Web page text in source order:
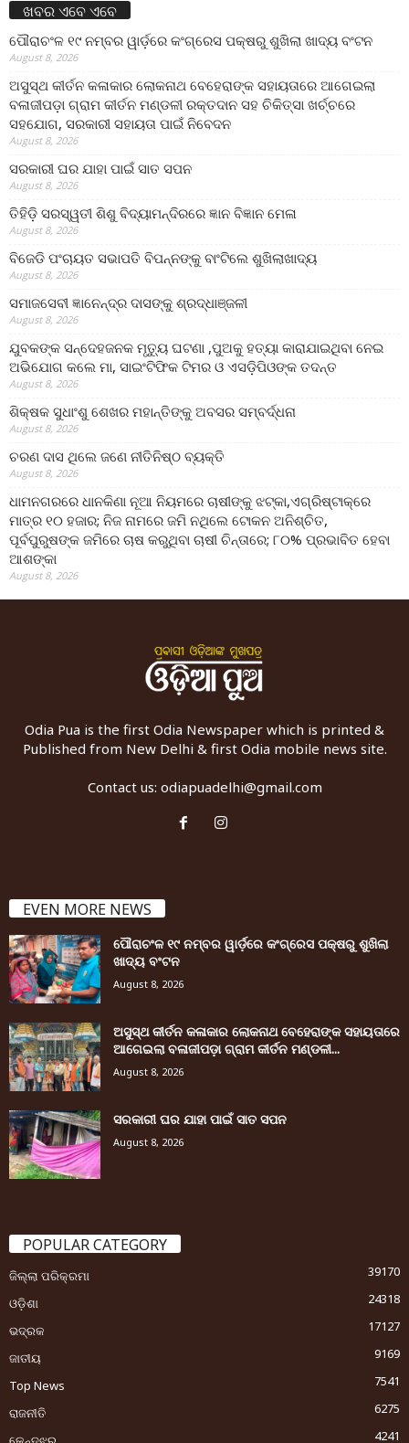
ଖବର ଏବେ ଏବେ
ପୌରାଚଂଳ ୧୯ ନମ୍ବର ୱାର୍ଡ଼ରେ କଂଗ୍ରେସ ପକ୍ଷରୁ ଶୁଖିଲା ଖାଦ୍ୟ ବଂଟନ
August 8, 2026
ଅସୁସ୍ଥ କୀର୍ତନ କଳାକାର ଲୋକନାଥ ବେହେରାଙ୍କ ସହାୟତାରେ ଆଗେଇଲା
ବଳାଜୀପଡ଼ା ଗ୍ରାମ କୀର୍ତନ ମଣ୍ଡଳୀ ରକ୍ତଦାନ ସହ ଚିକିତ୍ସା ଖର୍ଚ୍ଚରେ
ସହଯୋଗ, ସରକାରୀ ସହାୟତା ପାଇଁ ନିବେଦନ
August 8, 2026
ସରକାରୀ ଘର ଯାହା ପାଇଁ ସାତ ସପନ
August 8, 2026
ତିହିଡି଼ ସରସ୍ୱତୀ ଶିଶୁ ବିଦ୍ୟାମନ୍ଦିରରେ ଜ୍ଞାନ ବିଜ୍ଞାନ ମେଳା
August 8, 2026
ବିଜେଡି ପଂଚାୟତ ସଭାପତି ବିପନ୍ନଙ୍କୁ ବାଂଟିଲେ ଶୁଖିଲାଖାଦ୍ୟ
August 8, 2026
ସମାଜସେବୀ ଜ୍ଞାନେନ୍ଦ୍ର ଦାସଙ୍କୁ ଶ୍ରଦ୍ଧାଞ୍ଜଳୀ
August 8, 2026
ଯୁବକଙ୍କ ସନ୍ଦେହଜନକ ମୃତ୍ୟୁ ଘଟଣା ,ପୁଅକୁ ହତ୍ୟା କାରାଯାଇଥିବା ନେଇ
ଅଭିଯୋଗ କଲେ ମା, ସାଇଂଟିଫିକ ଟିମର ଓ ଏସଡ଼ିପିଓଙ୍କ ତଦନ୍ତ
August 8, 2026
ଶିକ୍ଷକ ସୁଧାଂଶୁ ଶେଖର ମହାନ୍ତିଙ୍କୁ ଅବସର ସମ୍ବର୍ଦ୍ଧନା
August 8, 2026
ଚରଣ ଦାସ ଥିଲେ ଜଣେ ନୀତିନିଷ୍ଠ ବ୍ୟକ୍ତି
August 8, 2026
ଧାମନଗରରେ ଧାନକିଣା ନୂଆ ନିୟମରେ ଚାଷୀଙ୍କୁ ଝଟ୍‌କା,ଏଗ୍ରିଷ୍ଟାକ୍‌ରେ
ମାତ୍ର ୧୦ ହଜାର; ନିଜ ନାମରେ ଜମି ନଥିଲେ ଟୋକନ ଅନିଶ୍ଚିତ,
ପୂର୍ବପୁରୁଷଙ୍କ ଜମିରେ ଚାଷ କରୁଥିବା ଚାଷୀ ଚିନ୍ତାରେ; ୮୦% ପ୍ରଭାବିତ ହେବା
ଆଶଙ୍କା
August 8, 2026
Odia Pua is the first Odia Newspaper which is printed &
Published from New Delhi & first Odia mobile news site.
Contact us: odiapuadelhi@gmail.com
EVEN MORE NEWS
ପୌରାଚଂଳ ୧୯ ନମ୍ବର ୱାର୍ଡ଼ରେ କଂଗ୍ରେସ ପକ୍ଷରୁ ଶୁଖିଲା
ଖାଦ୍ୟ ବଂଟନ
August 8, 2026
ଅସୁସ୍ଥ କୀର୍ତନ କଳାକାର ଲୋକନାଥ ବେହେରାଙ୍କ ସହାୟତାରେ
ଆଗେଇଲା ବଳାଜୀପଡ଼ା ଗ୍ରାମ କୀର୍ତନ ମଣ୍ଡଳୀ...
August 8, 2026
ସରକାରୀ ଘର ଯାହା ପାଇଁ ସାତ ସପନ
August 8, 2026
POPULAR CATEGORY
ଜିଲ୍ଲା ପରିକ୍ରମା
39170
ଓଡ଼ିଶା
24318
ଭଦ୍ରକ
17127
ଜାତୀୟ
9169
Top News
7541
ରାଜନୀତି
6275
4241